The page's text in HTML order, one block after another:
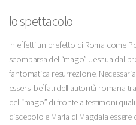
lo spettacolo
In effetti un prefetto di Roma come
scomparsa del “mago” Jeshua dal
fantomatica resurrezione.
essersi beffati dell'autorità romana
del “mago” di fronte a testimoni
discepolo e Maria di Magdala